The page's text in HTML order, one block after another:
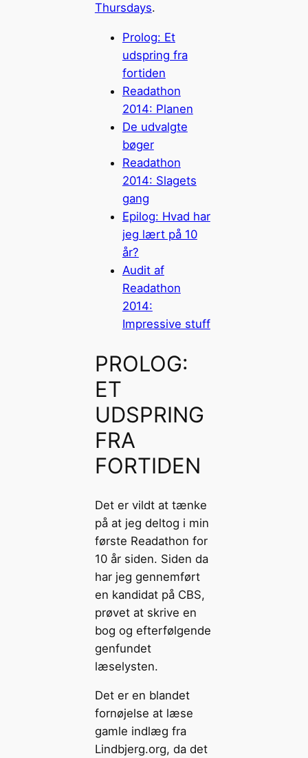
Thursdays.
Prolog: Et
udspring fra
fortiden
Readathon
2014: Planen
De udvalgte
bøger
Readathon
2014: Slagets
gang
Epilog: Hvad har
jeg lært på 10
år?
Audit af
Readathon
2014:
Impressive stuff
PROLOG:
ET
UDSPRING
FRA
FORTIDEN
Det er vildt at tænke
på at jeg deltog i min
første Readathon for
10 år siden. Siden da
har jeg gennemført
en kandidat på CBS,
prøvet at skrive en
bog og efterfølgende
genfundet
læselysten.
Det er en blandet
fornøjelse at læse
gamle indlæg fra
Lindbjerg.org, da det